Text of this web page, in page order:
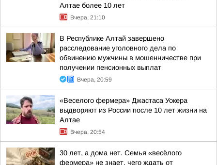
Алтае более 10 лет
Вчера, 21:10
В Республике Алтай завершено
расследование уголовного дела по
обвинению мужчины в мошенничестве при
получении пенсионных выплат
Вчера, 20:59
«Веселого фермера» Джастаса Уокера
выдворяют из России после 10 лет жизни на
Алтае
Вчера, 20:54
30 лет, а дома нет. Семья «весёлого
фермера» не знает, чего ждать от